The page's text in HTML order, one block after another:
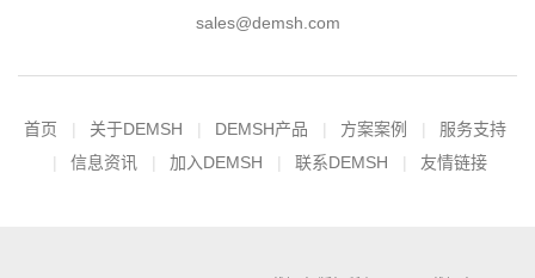
sales@demsh.com
首页 关于DEMSH DEMSH产品 方案案例
服务支持
信息资讯
加入DEMSH 联系DEMSH 友情链接